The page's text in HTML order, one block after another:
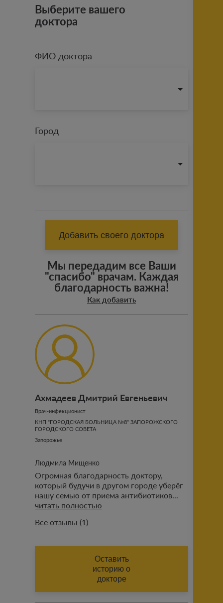
Выберите вашего
доктора
ФИО доктора
Город
Добавить своего доктора
Мы передадим все Ваши
"спасибо" врачам. Каждая
благодарность важна!
Как добавить
Ахмадеев Дмитрий Евгеньевич
Врач-инфекционист
КНП "ГОРОДСКАЯ БОЛЬНИЦА №8" ЗАПОРОЖСКОГО
ГОРОДСКОГО СОВЕТА
Запорожье
Людмила Мищенко
Огромная благодарность доктору,
который будучи в другом городе уберёг
нашу семью от приема антибиотиков...
читать полностью
Все отзывы (1)
Оставить
историю о
докторе
ИМЯ (АВТОРА ОТЗЫВА)
ФАМИЛИЯ (АВТОРА ОТЗЫВА)